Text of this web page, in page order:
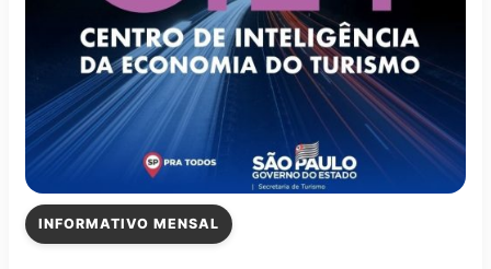
INFORMATIVO MENSAL